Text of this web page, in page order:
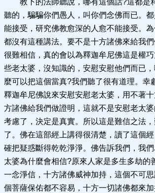
教下的法師聽說，哪有這個話?這都是
聽的，騙騙你們愚人，叫你們念佛而已。
能接受，研究佛教愈深的人愈不能接受。
都沒有這種講法。要不是十方諸佛來給我
很難相信，真的會以為釋迦牟尼佛這是權
些老太婆，沒知識的，安慰安慰他們而已
麼可以把這個當真?我們聽了很有道理。幸
釋迦牟尼佛說來安慰安慰老太婆，用不著
方諸佛給我們做證明，這就不是安慰老太
考慮了，決定是真實。所以這是難信之法
了。佛在這部經上講得很清楚，讀了這個
確把疑惑斷得乾乾淨淨。佛告訴我們，我
太婆為什麼會相信?原來人家是多生多劫的
一念淨信，十方諸佛威神加持，這個不可
個菩薩保佑都不容易，十方一切諸佛都來